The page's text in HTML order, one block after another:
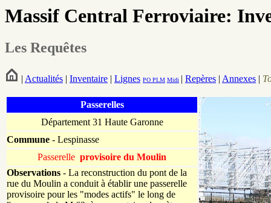
Massif Central Ferroviaire:
Les Requêtes
| Actualités | Inventaire | Lignes PO PLM Midi | Repères | Annexes |
Passerelles
Département 31 Haute Garonne
Commune - Lespinasse
Passerelle provisoire du Moulin
Observations - La reconstruction du pont de la
rue du Moulin a conduit à établir une passerelle
provisoire pour les "modes actifs" le long de